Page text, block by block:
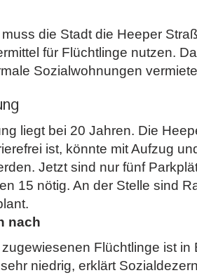
die Stadt die Heeper
für Flüchtlinge nutzen.
Sozialwohnungen
liegt bei 20 Jahren. Die
ist, könnte mit Aufzug
Jetzt sind nur fünf
15 nötig. An der Stelle sind
nach
Flüchtlinge ist in
niedrig, erklärt